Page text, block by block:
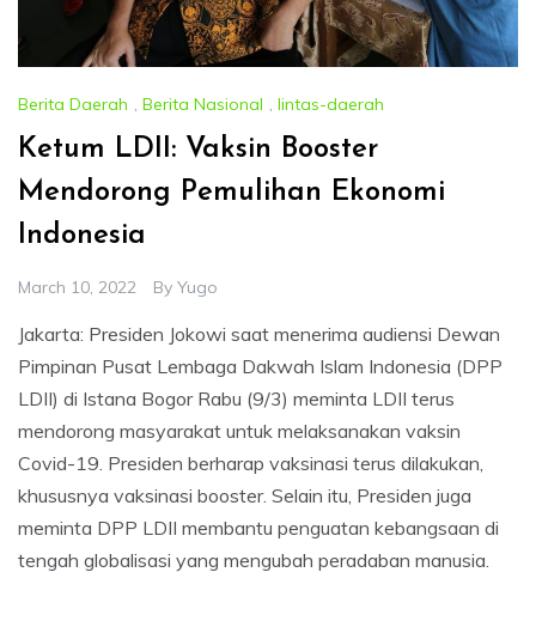
Berita Daerah , Berita Nasional , lintas-daerah
Ketum LDII: Vaksin Booster
Mendorong Pemulihan Ekonomi
Indonesia
March 10, 2022 By Yugo
Jakarta: Presiden Jokowi saat menerima audiensi Dewan
Pimpinan Pusat Lembaga Dakwah Islam Indonesia (DPP
LDII) di Istana Bogor Rabu (9/3) meminta LDII terus
mendorong masyarakat untuk melaksanakan vaksin
Covid-19. Presiden berharap vaksinasi terus dilakukan,
khususnya vaksinasi booster. Selain itu, Presiden juga
meminta DPP LDII membantu penguatan kebangsaan di
tengah globalisasi yang mengubah peradaban manusia.